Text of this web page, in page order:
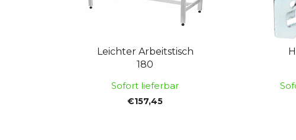
Leichter Arbeitstisch
180
Sofort lieferbar
€157,45